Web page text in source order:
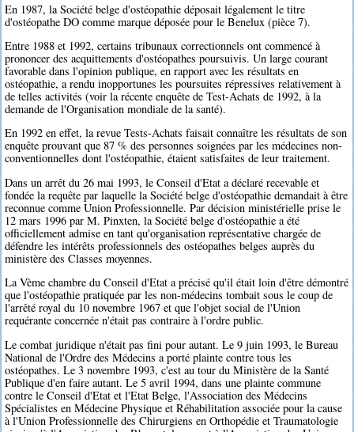
En 1987, la Société belge d'ostéopathie déposait légalement le titre
d'ostéopathe DO comme marque déposée pour le Benelux (pièce 7).
Entre 1988 et 1992, certains tribunaux correctionnels ont commencé à
prononcer des acquittements d'ostéopathes poursuivis. Un large courant
favorable dans l'opinion publique, en rapport avec les résultats en
ostéopathie, a rendu inopportunes les poursuites répressives relativement à
de telles activités (voir la récente enquête de Test-Achats de 1992, à la
demande de l'Organisation mondiale de la santé).
En 1992 en effet, la revue Tests-Achats faisait connaître les résultats de son
enquête prouvant que 87 % des personnes soignées par les médecines non-
conventionnelles dont l'ostéopathie, étaient satisfaites de leur traitement.
Dans un arrêt du 26 mai 1993, le Conseil d'Etat a déclaré recevable et
fondée la requête par laquelle la Société belge d'ostéopathie demandait à être
reconnue comme Union Professionnelle. Par décision ministérielle prise le
12 mars 1996 par M. Pinxten, la Société belge d'ostéopathie a été
officiellement admise en tant qu'organisation représentative chargée de
défendre les intérêts professionnels des ostéopathes belges auprès du
ministère des Classes moyennes.
La Vème chambre du Conseil d'Etat a précisé qu'il était loin d'être démontré
que l'ostéopathie pratiquée par les non-médecins tombait sous le coup de
l'arrêté royal du 10 novembre 1967 et que l'objet social de l'Union
requérante concernée n'était pas contraire à l'ordre public.
Le combat juridique n'était pas fini pour autant. Le 9 juin 1993, le Bureau
National de l'Ordre des Médecins a porté plainte contre tous les
ostéopathes. Le 3 novembre 1993, c'est au tour du Ministère de la Santé
Publique d'en faire autant. Le 5 avril 1994, dans une plainte commune
contre le Conseil d'Etat et l'Etat Belge, l'Association des Médecins
Spécialistes en Médecine Physique et Réhabilitation associée pour la cause
à l'Union Professionnelle des Chirurgiens en Orthopédie et Traumatologie